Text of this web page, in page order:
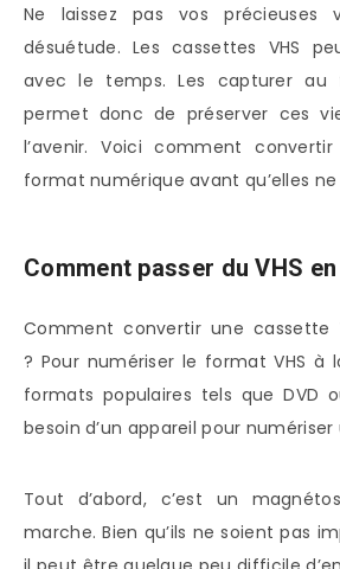
Ne laissez pas vos précieuses
désuétude. Les cassettes VHS
avec le temps. Les capturer au
permet donc de préserver ces
l’avenir. Voici comment
format numérique avant qu’elles
Comment passer du VHS
Comment convertir une cassette
? Pour numériser le format VHS à
formats populaires tels que DVD
besoin d’un appareil pour numériser
Tout d’abord, c’est un
marche. Bien qu’ils ne soient pas